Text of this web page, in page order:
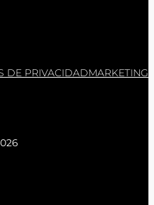
DE PRIVACIDADMARKETING